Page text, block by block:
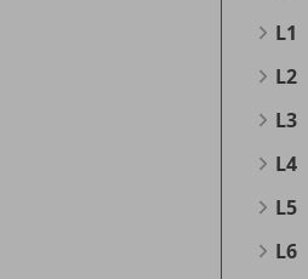
L1
L2
L3
L4
L5
L6